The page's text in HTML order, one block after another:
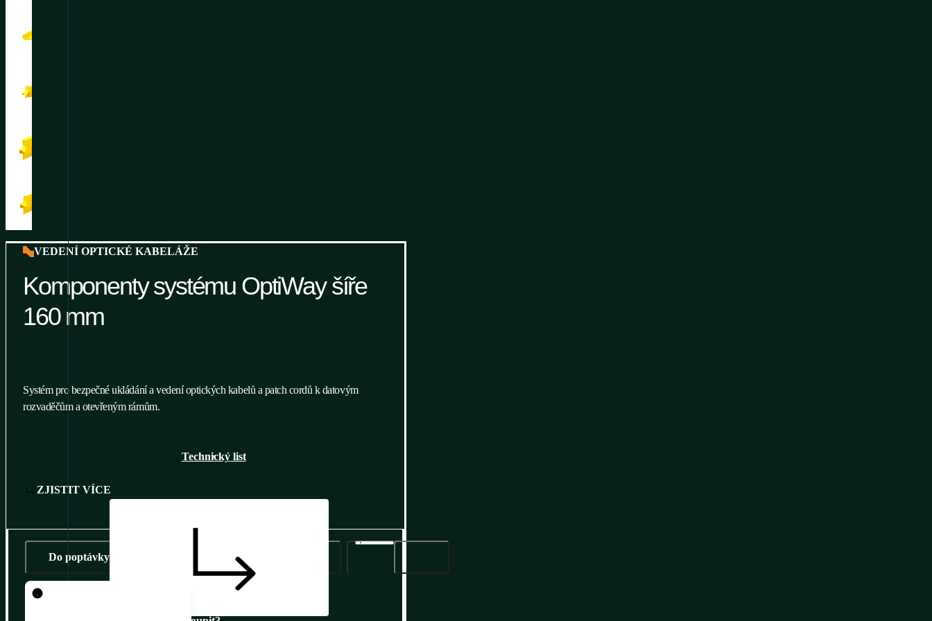
VEDENÍ OPTICKÉ KABELÁŽE
Komponenty systému OptiWay šíře
160 mm
Systém pro bezpečné ukládání a vedení optických kabelů a patch cordů k datovým
rozvaděčům a otevřeným rámům.
Technický list
ZJISTIT VÍCE
Do poptávky